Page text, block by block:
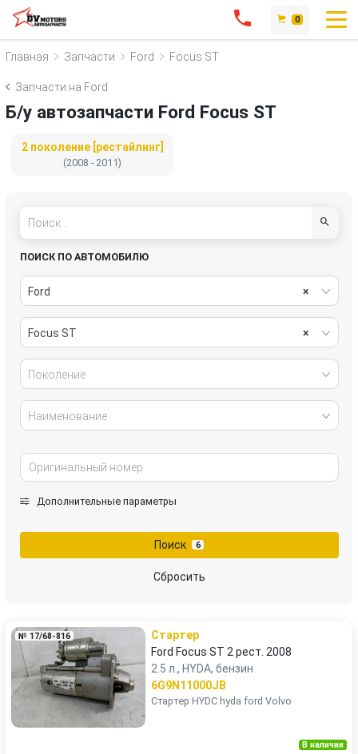
0
Главная Запчасти Ford Focus ST
Запчасти на Ford
Б/у автозапчасти Ford Focus ST
2 поколение [рестайлинг]
(2008 - 2011)
ПОИСК ПО АВТОМОБИЛЮ
×
Ford
×
Focus ST
Поколение
Наименование
Дополнительные параметры
Поиск 6
Сбросить
№ 17/68-816
Стартер
Ford Focus ST 2 рест. 2008
2.5 л., HYDA, бензин
6G9N11000JB
Стартер HYDC hyda ford Volvo
В наличии